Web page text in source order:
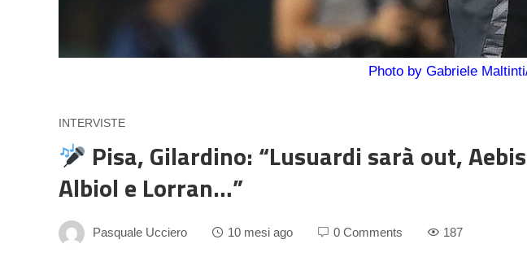
Photo by Gabriele
INTERVISTE
Pisa, Gilardino: “Lusuardi sarà out,
Albiol e Lorran…”
Pasquale Ucciero 10 mesi ago 0 Comments 187